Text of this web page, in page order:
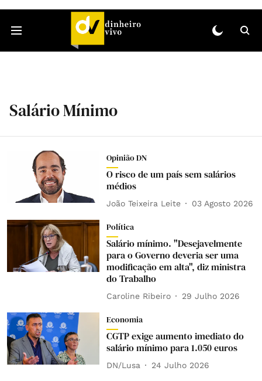
Salário Mínimo
Opinião DN
O risco de um país sem salários
médios
João Teixeira Leite 03 Agosto 2026
Política
Salário mínimo. "Desejavelmente
para o Governo deveria ser uma
modificação em alta", diz ministra
do Trabalho
Caroline Ribeiro 29 Julho 2026
Economia
CGTP exige aumento imediato do
salário mínimo para 1.050 euros
DN/Lusa 24 Julho 2026